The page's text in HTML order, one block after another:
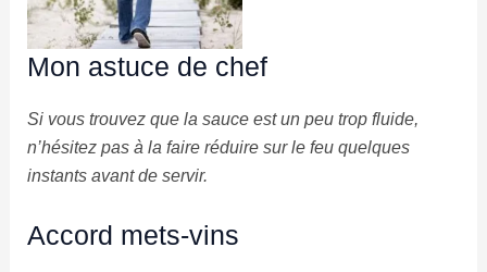
Mon astuce de chef
Si vous trouvez que la sauce est un peu trop fluide,
n’hésitez pas à la faire réduire sur le feu quelques
instants avant de servir.
Accord mets-vins